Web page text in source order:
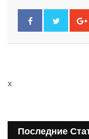
x
Последние